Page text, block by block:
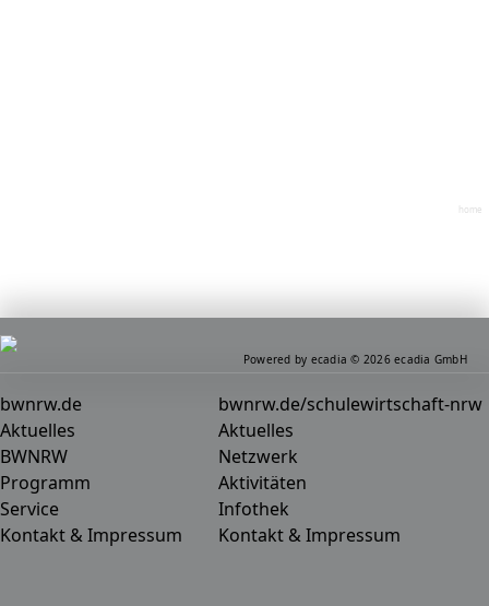
home
bwnrw.de
Aktuelles
BWNRW
Programm
Service
Kontakt & Impressum
bwnrw.de/schulewirtschaft-nrw
Aktuelles
Netzwerk
Aktivitäten
Infothek
Kontakt & Impressum
Powered by ecadia © 2026 ecadia GmbH